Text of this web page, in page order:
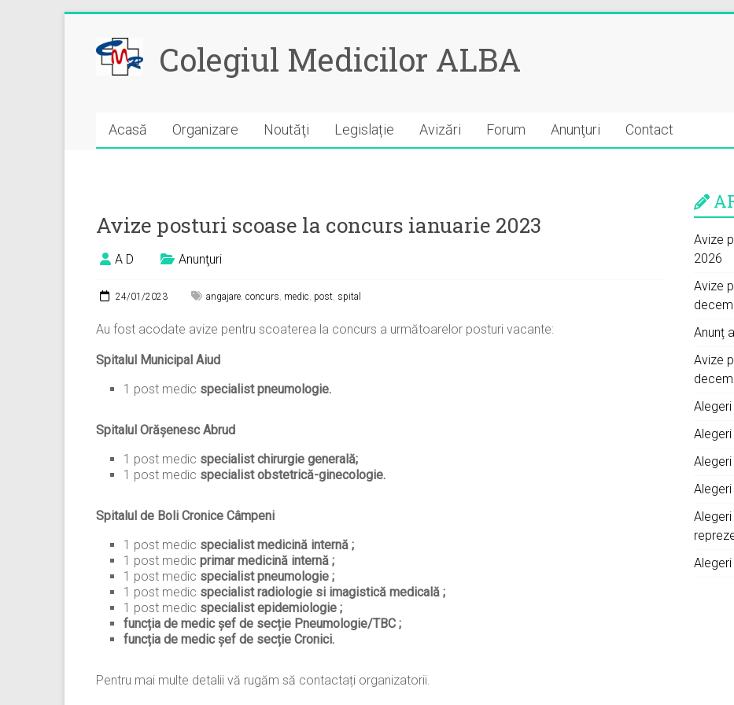
content
Colegiul Medicilor ALBA
Acasă Organizare Noutăţi Legislație Avizări Forum Anunţuri Contact
Avize posturi scoase la concurs ianuarie 2023
A D Anunţuri
24/01/2023 angajare, concurs, medic, post, spital
Au fost acodate avize pentru scoaterea la concurs a următoarelor posturi vacante:
Spitalul Municipal Aiud
1 post medic specialist pneumologie.
Spitalul Orășenesc Abrud
1 post medic specialist chirurgie generală;
1 post medic specialist obstetrică-ginecologie.
Spitalul de Boli Cronice Câmpeni
1 post medic specialist medicină internă ;
1 post medic primar medicină internă ;
1 post medic specialist pneumologie ;
1 post medic specialist radiologie si imagistică medicală ;
1 post medic specialist epidemiologie ;
funcția de medic șef de secție Pneumologie/TBC ;
funcția de medic șef de secție Cronici.
Pentru mai multe detalii vă rugăm să contactați organizatorii.
Avize
2026
Avize
Anunț
Avize